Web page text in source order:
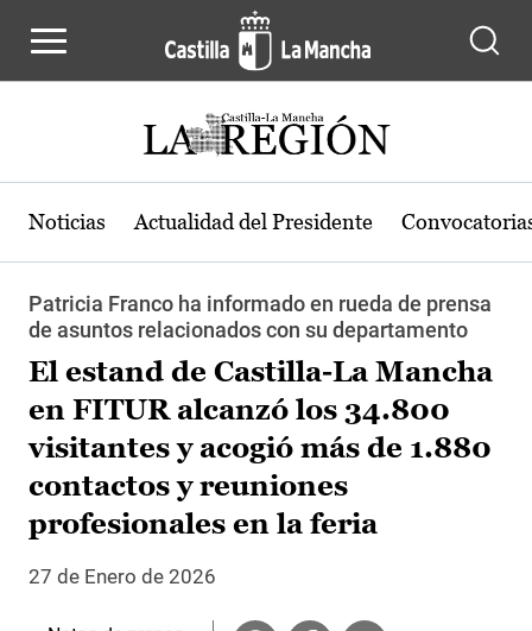
Noticias Actualidad del Presidente
Patricia Franco ha informado en rueda de prensa
de asuntos relacionados con su departamento
El estand de Castilla-La Mancha
en FITUR alcanzó los 34.800
visitantes y acogió más de 1.880
contactos y reuniones
profesionales en la feria
27 de Enero de 2026